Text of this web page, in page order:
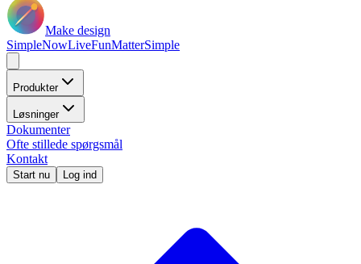
Make design
SimpleNowLiveFunMatterSimple
Produkter
Løsninger
Dokumenter
Ofte stillede spørgsmål
Kontakt
Start nu Log ind